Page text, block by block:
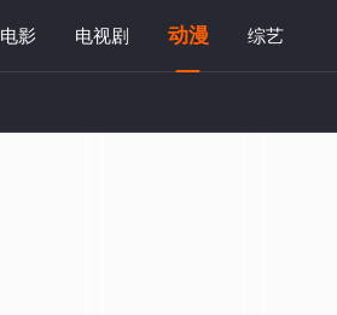
电影 电视剧 动漫 综艺